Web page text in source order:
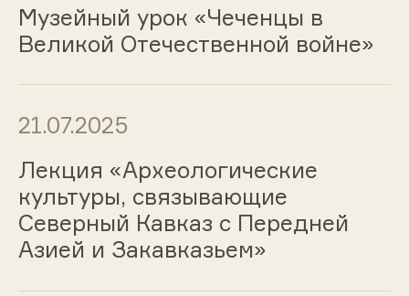
Музейный урок «Чеченцы в
Великой Отечественной войне»
21.07.2025
Лекция «Археологические
культуры, связывающие
Северный Кавказ с Передней
Азией и Закавказьем»